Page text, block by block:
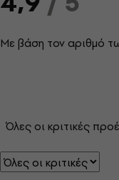
Με βάση τον αριθμό
Όλες οι κριτικές